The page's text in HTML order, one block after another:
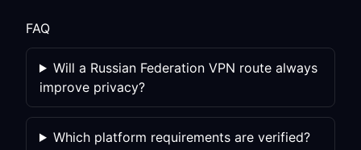
FAQ
Will a Russian Federation VPN route always
improve privacy?
Which platform requirements are verified?